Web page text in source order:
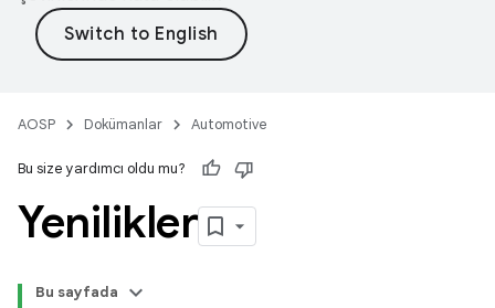
AOSP Dokümanlar Automotive
Bu size yardımcı oldu mu?
Yenilikler
Bu sayfada